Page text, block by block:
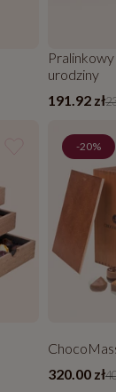
urodziny
191.92 zł
-20%
320.00 zł